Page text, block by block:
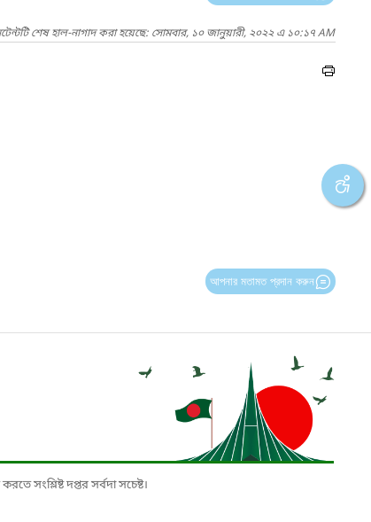
শেষ হাল-নাগাদ করা হয়েছে: সোমবার, ১০ জানুয়ারী, ২০২২ এ ১০:১৭ AM
আপনার মতামত প্রদান করুন
সংশ্লিষ্ট দপ্তর সর্বদা সচেষ্ট।